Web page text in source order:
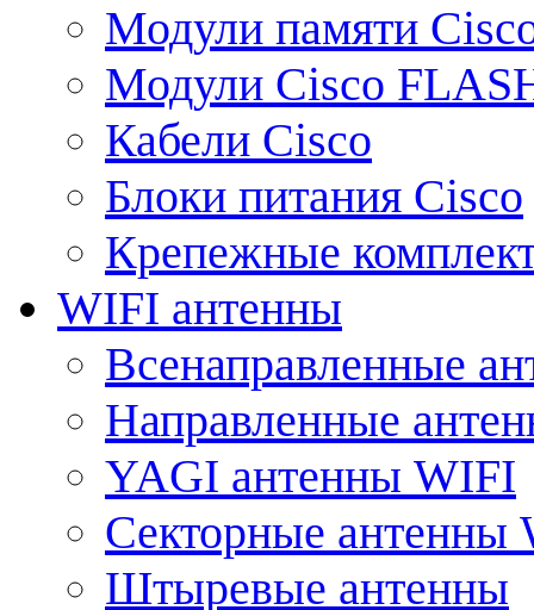
Модули памяти
Модули Cisco
Кабели Cisco
Блоки питания Cisco
Крепежные
WIFI антенны
Всенаправленные
Направленные
YAGI антенны WIFI
Секторные антенны
Штыревые антенны